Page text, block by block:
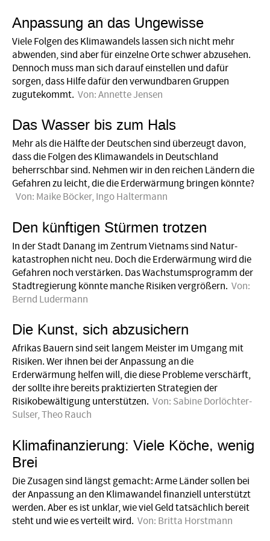
Anpassung an das Ungewisse
Viele Folgen des Klimawandels lassen sich nicht mehr
abwenden, sind aber für einzelne Orte schwer abzusehen.
Dennoch muss man sich darauf einstellen und dafür
sorgen, dass Hilfe dafür den verwundbaren Gruppen
zugutekommt. Von:Annette Jensen
Das Wasser bis zum Hals
Mehr als die Hälfte der Deutschen sind überzeugt davon,
dass die Folgen des Klimawandels in Deutschland
beherrschbar sind. Nehmen wir in den reichen Ländern die
Gefahren zu leicht, die die Erderwärmung bringen könnte?
Von: Maike Böcker,Ingo Haltermann
Den künftigen Stürmen trotzen
In der Stadt Danang im Zentrum Vietnams sind Natur­
katas­trophen nicht neu. Doch die Erderwärmung wird die
Gefahren noch verstärken. Das Wachstumsprogramm der
Stadt­regierung könnte manche Risiken vergrößern. Von:
Bernd Ludermann
Die Kunst, sich abzusichern
Afrikas Bauern sind seit langem Meister im Umgang mit
Risiken. Wer ihnen bei der Anpassung an die
Erderwärmung helfen will, die diese Probleme verschärft,
der sollte ihre bereits praktizierten Strategien der
Risikobewältigung unterstützen. Von: Sabine Dorlöchter-
Sulser,Theo Rauch
Klimafinanzierung: Viele Köche, wenig
Brei
Die Zusagen sind längst gemacht: Arme Länder sollen bei
der Anpassung an den Klimawandel finanziell unterstützt
werden. Aber es ist unklar, wie viel Geld tatsächlich bereit
steht und wie es verteilt wird. Von: Britta Horstmann